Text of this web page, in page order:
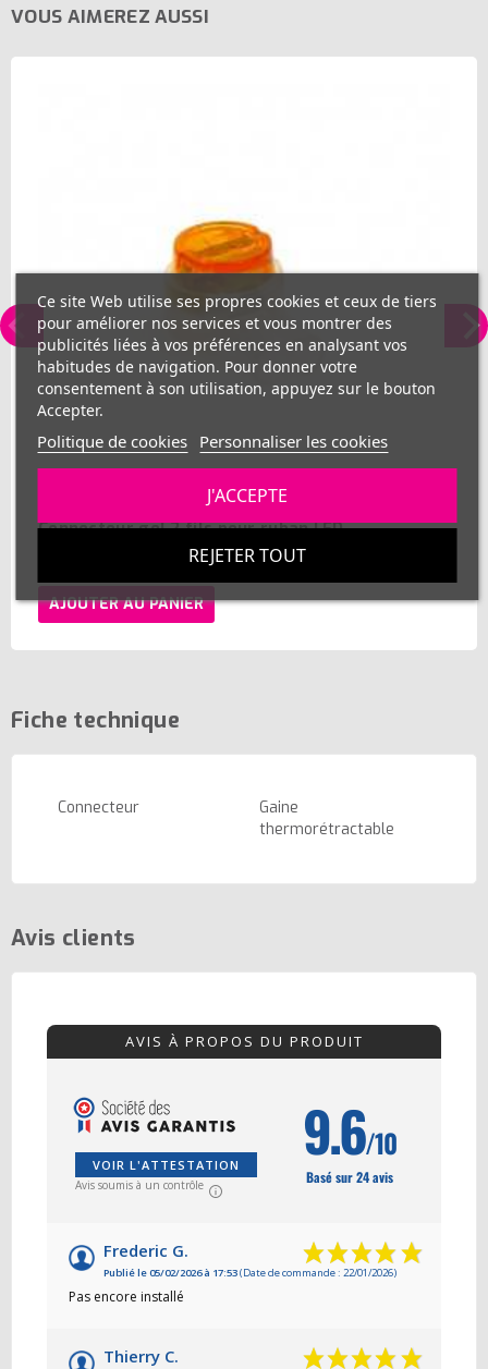
VOUS AIMEREZ AUSSI
Connecteur gel 2 fils pour ruban LED
AJOUTER AU PANIER
Fiche technique
Connecteur
Gaine
thermorétractable
Avis clients
AVIS À PROPOS DU PRODUIT
VOIR L'ATTESTATION
Avis soumis à un contrôle
9.6/10
Basé sur 24 avis
Frederic G.
Publié le 05/02/2026 à 17:53(Date de commande : 22/01/2026)
Pas encore installé
Thierry C.
Ce site Web utilise ses propres cookies et ceux de tiers
pour améliorer nos services et vous montrer des
publicités liées à vos préférences en analysant vos
habitudes de navigation. Pour donner votre
consentement à son utilisation, appuyez sur le bouton
Accepter.
Politique de cookies Personnaliser les cookies
REJETER TOUT
J'ACCEPTE